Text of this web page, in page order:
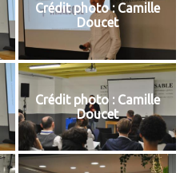
Crédit photo : Camille
Doucet
Crédit photo : Camille
Doucet